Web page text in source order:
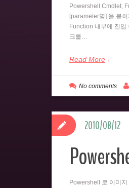
Powershell Cmdlet,
[parameter명] 을 붙
Function 내부에 진입
크를…
Read More
No comments
Powershell 로 이미
2010/08/12